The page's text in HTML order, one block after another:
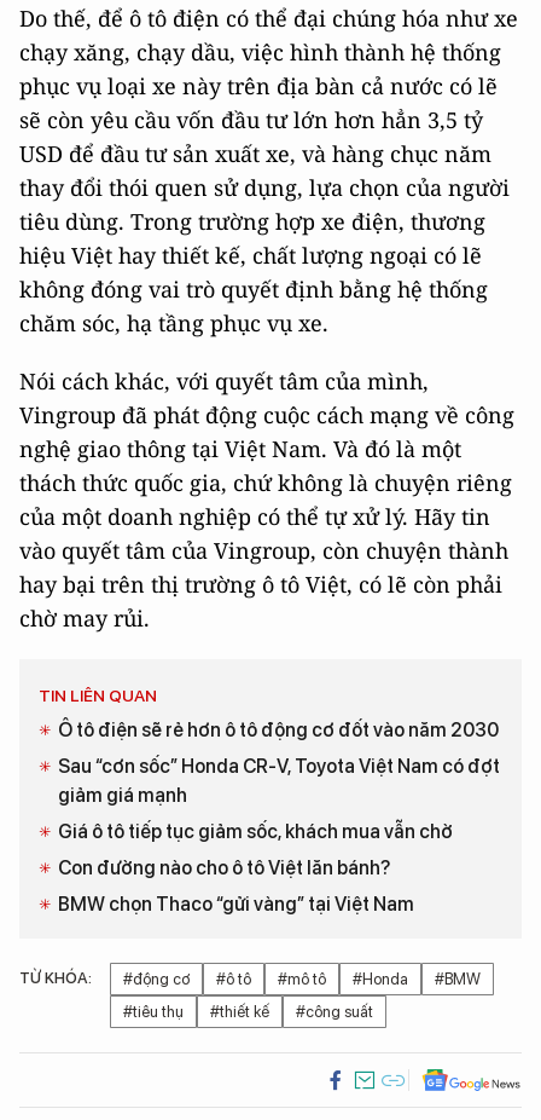
Do thế, để ô tô điện có thể đại chúng hóa như xe
chạy xăng, chạy dầu, việc hình thành hệ thống
phục vụ loại xe này trên địa bàn cả nước có lẽ
sẽ còn yêu cầu vốn đầu tư lớn hơn hẳn 3,5 tỷ
USD để đầu tư sản xuất xe, và hàng chục năm
thay đổi thói quen sử dụng, lựa chọn của người
tiêu dùng. Trong trường hợp xe điện, thương
hiệu Việt hay thiết kế, chất lượng ngoại có lẽ
không đóng vai trò quyết định bằng hệ thống
chăm sóc, hạ tầng phục vụ xe.
Nói cách khác, với quyết tâm của mình,
Vingroup đã phát động cuộc cách mạng về công
nghệ giao thông tại Việt Nam. Và đó là một
thách thức quốc gia, chứ không là chuyện riêng
của một doanh nghiệp có thể tự xử lý. Hãy tin
vào quyết tâm của Vingroup, còn chuyện thành
hay bại trên thị trường ô tô Việt, có lẽ còn phải
chờ may rủi.
TIN LIÊN QUAN
Ô tô điện sẽ rẻ hơn ô tô động cơ đốt vào năm 2030
Sau “cơn sốc” Honda CR-V, Toyota Việt Nam có đợt
giảm giá mạnh
Giá ô tô tiếp tục giảm sốc, khách mua vẫn chờ
Con đường nào cho ô tô Việt lăn bánh?
BMW chọn Thaco “gửi vàng” tại Việt Nam
TỪ KHÓA: #động cơ #ô tô #mô tô #Honda
#BMW
#tiêu thụ
#thiết kế #công suất